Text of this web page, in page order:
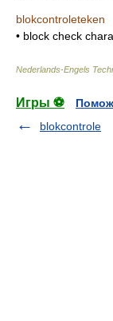
blokcontroleteken
• block check
Nederlands-Engels
Игры ⚽
blokcontrole